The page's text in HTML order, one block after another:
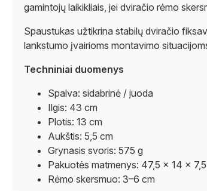
gamintojų laikikliais, jei dviračio rėmo
Spaustukas užtikrina stabilų dviračio
lankstumo įvairioms montavimo
Techniniai duomenys
Spalva: sidabrinė / juoda
Ilgis: 43 cm
Plotis: 13 cm
Aukštis: 5,5 cm
Grynasis svoris: 575 g
Pakuotės matmenys: 47,5 × 14 ×
Rėmo skersmuo: 3–6 cm